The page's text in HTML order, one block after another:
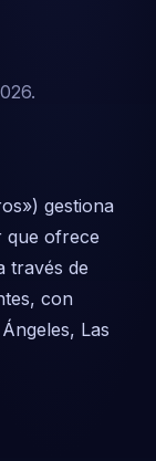
gestiona
que ofrece
través de
con
Las